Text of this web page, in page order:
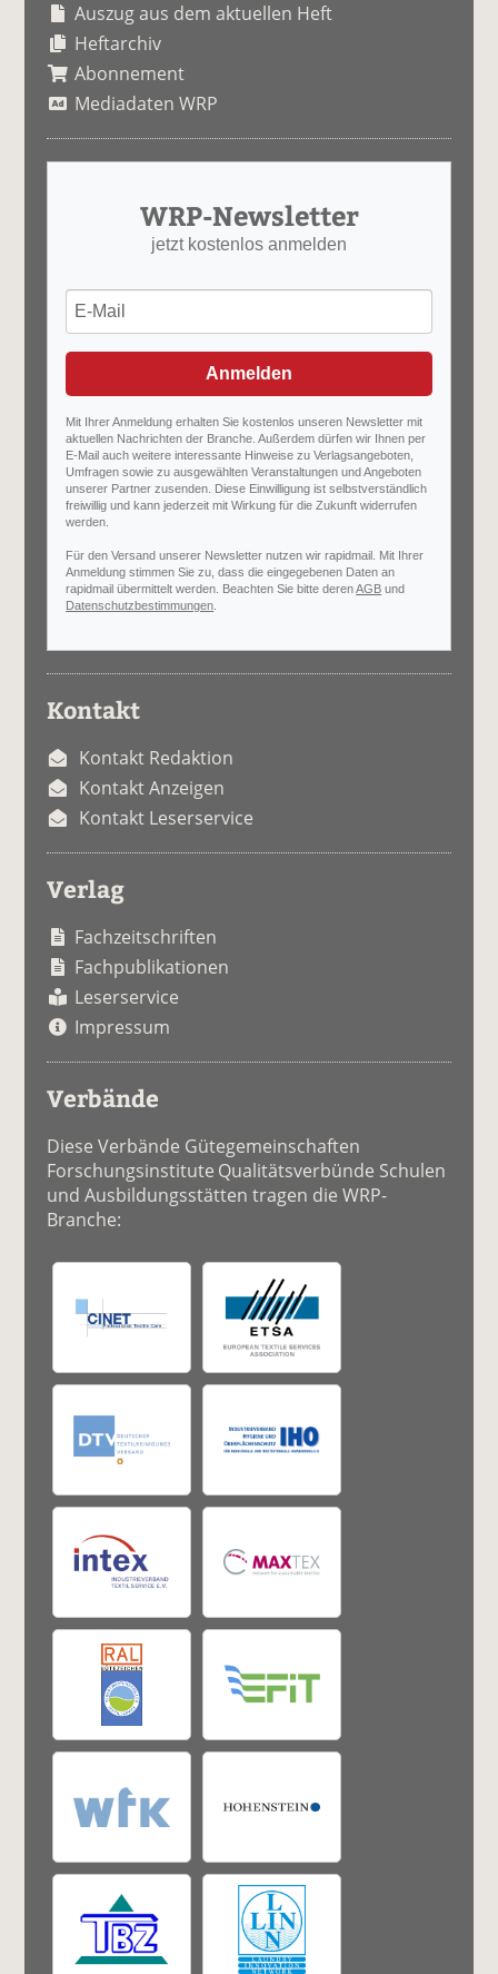
Auszug aus dem aktuellen Heft
Heftarchiv
Abonnement
Mediadaten WRP
WRP-Newsletter
jetzt kostenlos anmelden
Anmelden
Mit Ihrer Anmeldung erhalten Sie kostenlos unseren Newsletter mit
aktuellen Nachrichten der Branche. Außerdem dürfen wir Ihnen per
E-Mail auch weitere interessante Hinweise zu Verlagsangeboten,
Umfragen sowie zu ausgewählten Veranstaltungen und Angeboten
unserer Partner zusenden. Diese Einwilligung ist selbstverständlich
freiwillig und kann jederzeit mit Wirkung für die Zukunft widerrufen
werden.
Für den Versand unserer Newsletter nutzen wir rapidmail. Mit Ihrer
Anmeldung stimmen Sie zu, dass die eingegebenen Daten an
rapidmail übermittelt werden. Beachten Sie bitte derenAGB und
Datenschutzbestimmungen
Kontakt
Kontakt Redaktion
Kontakt Anzeigen
Kontakt Leserservice
Verlag
Fachzeitschriften
Fachpublikationen
Leserservice
Impressum
Verbände
Diese Verbände Gütegemeinschaften
Forschungsinstitute Qualitätsverbünde Schulen
und Ausbildungsstätten tragen die WRP-
Branche: